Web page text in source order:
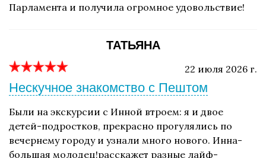
Парламента и получила огромное удовольствие!
ТАТЬЯНА
22 июля 2026 г.
Нескучное знакомство с Пештом
Были на экскурсии с Инной втроем: я и двое
детей-подростков, прекрасно прогулялись по
вечернему городу и узнали много нового. Инна-
большая молодец!расскажет разные лайф-